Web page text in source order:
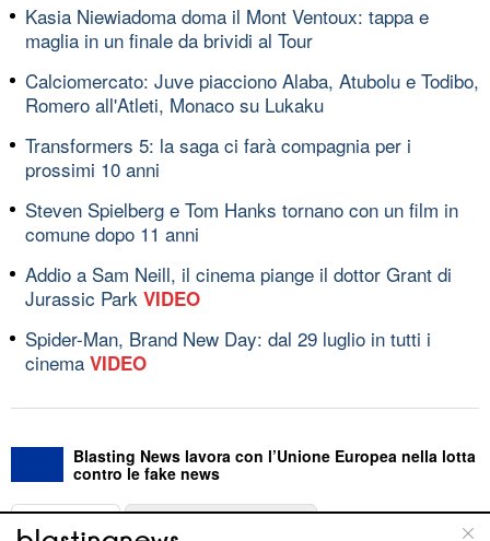
Kasia Niewiadoma doma il Mont Ventoux: tappa e
maglia in un finale da brividi al Tour
Calciomercato: Juve piacciono Alaba, Atubolu e Todibo,
Romero all'Atleti, Monaco su Lukaku
Transformers 5: la saga ci farà compagnia per i
prossimi 10 anni
Steven Spielberg e Tom Hanks tornano con un film in
comune dopo 11 anni
Addio a Sam Neill, il cinema piange il dottor Grant di
Jurassic Park VIDEO
Spider-Man, Brand New Day: dal 29 luglio in tutti i
cinema VIDEO
Blasting News lavora con l’Unione Europea nella lotta
contro le fake news
ABOUT